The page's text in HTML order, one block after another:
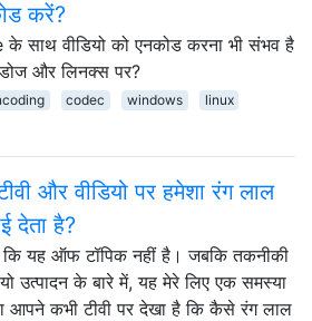
करें?
के साथ वीडियो को एनकोड करना भी संभव है
और लिनक्स पर?
codec windows
linux
और वीडियो पर हमेशा रंग लाल
देता है?
यह ऑफ टॉपिक नहीं है। जबकि तकनीकी
उत्पादन के बारे में, यह मेरे लिए एक समस्या
आपने कभी टीवी पर देखा है कि कैसे रंग लाल